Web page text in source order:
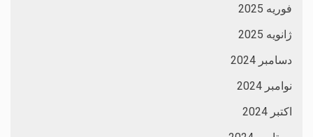
فوریه 2025
ژانویه 2025
دسامبر 2024
نوامبر 2024
اکتبر 2024